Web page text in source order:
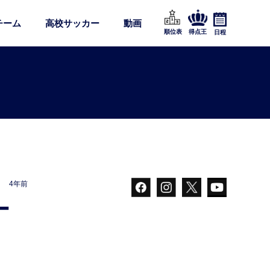
ーム 高校サッカー 動画
順位表 得点王 日程
4年前